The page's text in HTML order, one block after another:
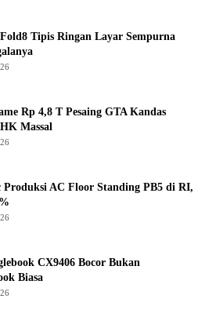
Tipis Ringan Layar Sempurna
Rp 4,8 T Pesaing GTA Kandas
Massal
Produksi AC Floor Standing PB5 di RI,
CX9406 Bocor Bukan
Biasa